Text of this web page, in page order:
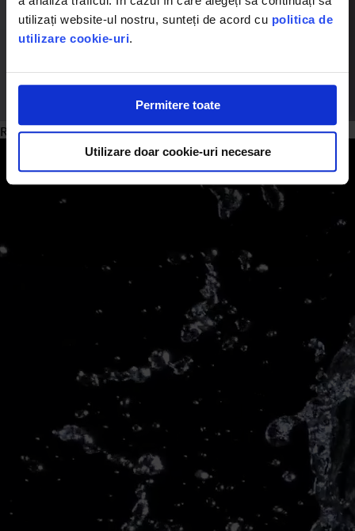
utilizați website-ul nostru, sunteți de acord cu politica de
utilizare cookie-uri.
Permitere toate
Utilizare doar cookie-uri necesare
Rece, la temperatura camerei sau fierbinte